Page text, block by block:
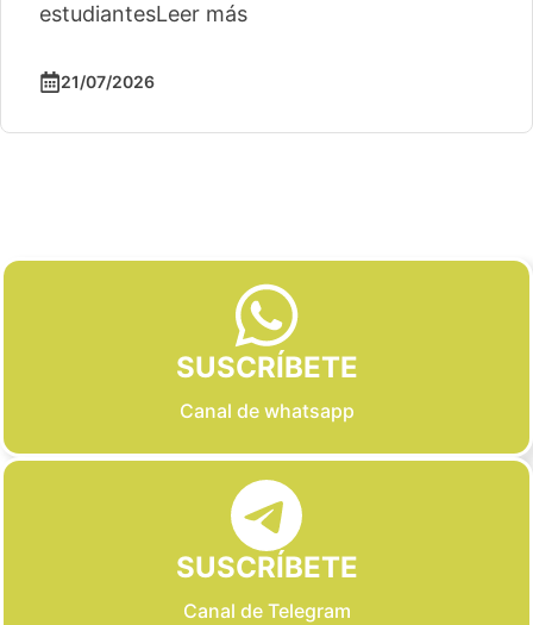
estudiantesLeer más
21/07/2026
SUSCRÍBETE
Canal de whatsapp
SUSCRÍBETE
Canal de Telegram